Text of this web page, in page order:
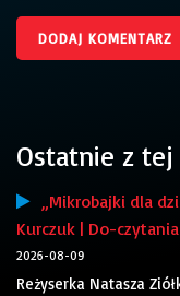
Ostatnie z tej
„Mikrobajki dla
Kurczuk | Do-czytania
2026-08-09
Reżyserka Natasza